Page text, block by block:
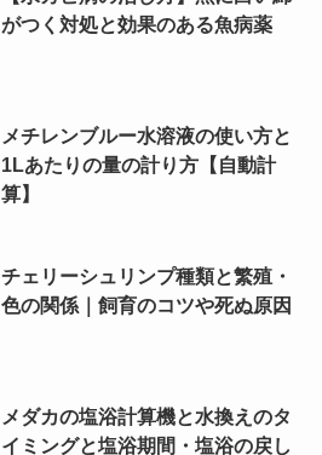
がつく対処と効果のある魚病薬
メチレンブルー水溶液の使い方と
1Lあたりの量の計り方【自動計
算】
チェリーシュリンプ種類と繁殖・
色の関係｜飼育のコツや死ぬ原因
メダカの塩浴計算機と水換えのタ
イミングと塩浴期間・塩浴の戻し